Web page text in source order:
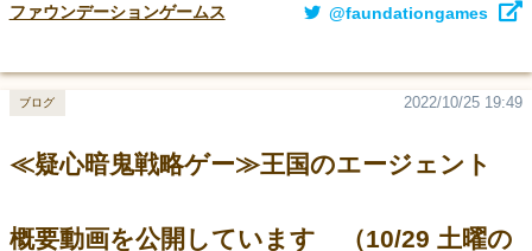
ファウンデーションゲームス @faundationgames
≪疑心暗鬼戦略ゲー≫王国のエージェント
概要動画を公開しています （10/29 土曜の
2022/10/25 19:49
ブログ